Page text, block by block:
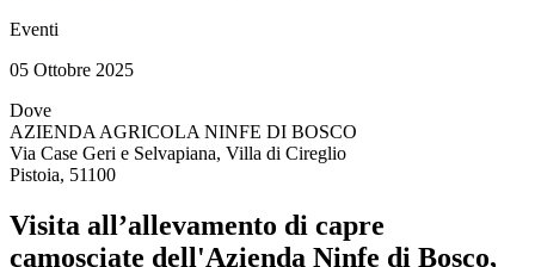
Eventi
05 Ottobre 2025
Dove
AZIENDA AGRICOLA NINFE DI BOSCO
Via Case Geri e Selvapiana, Villa di Cireglio
Pistoia, 51100
Visita all’allevamento di capre
camosciate dell'Azienda Ninfe di Bosco,